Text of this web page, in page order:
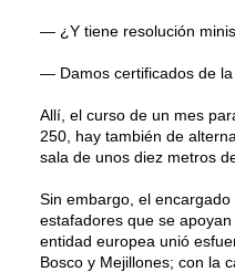
— ¿Y tiene resolución
— Damos certificados de la
Allí, el curso de un mes
250, hay también de
sala de unos diez metros
Sin embargo, el
estafadores que se
entidad europea unió
Bosco y Mejillones; con la